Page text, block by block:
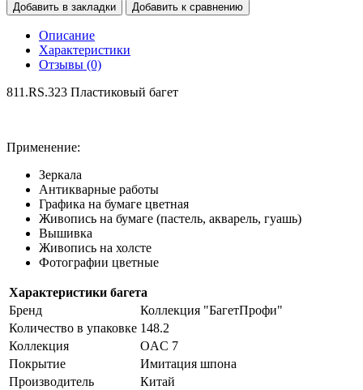
Добавить в закладки
Добавить к сравнению
Описание
Характеристики
Отзывы (0)
811.RS.323 Пластиковый багет
Применение:
Зеркала
Антикварные работы
Графика на бумаге цветная
Живопись на бумаге (пастель, акварель, гуашь)
Вышивка
Живопись на холсте
Фотографии цветные
Характеристики багета
Бренд
Коллекция "БагетПрофи"
Количество в упаковке 148.2
Коллекция
OAC 7
Покрытие
Имитация шпона
Производитель
Китай